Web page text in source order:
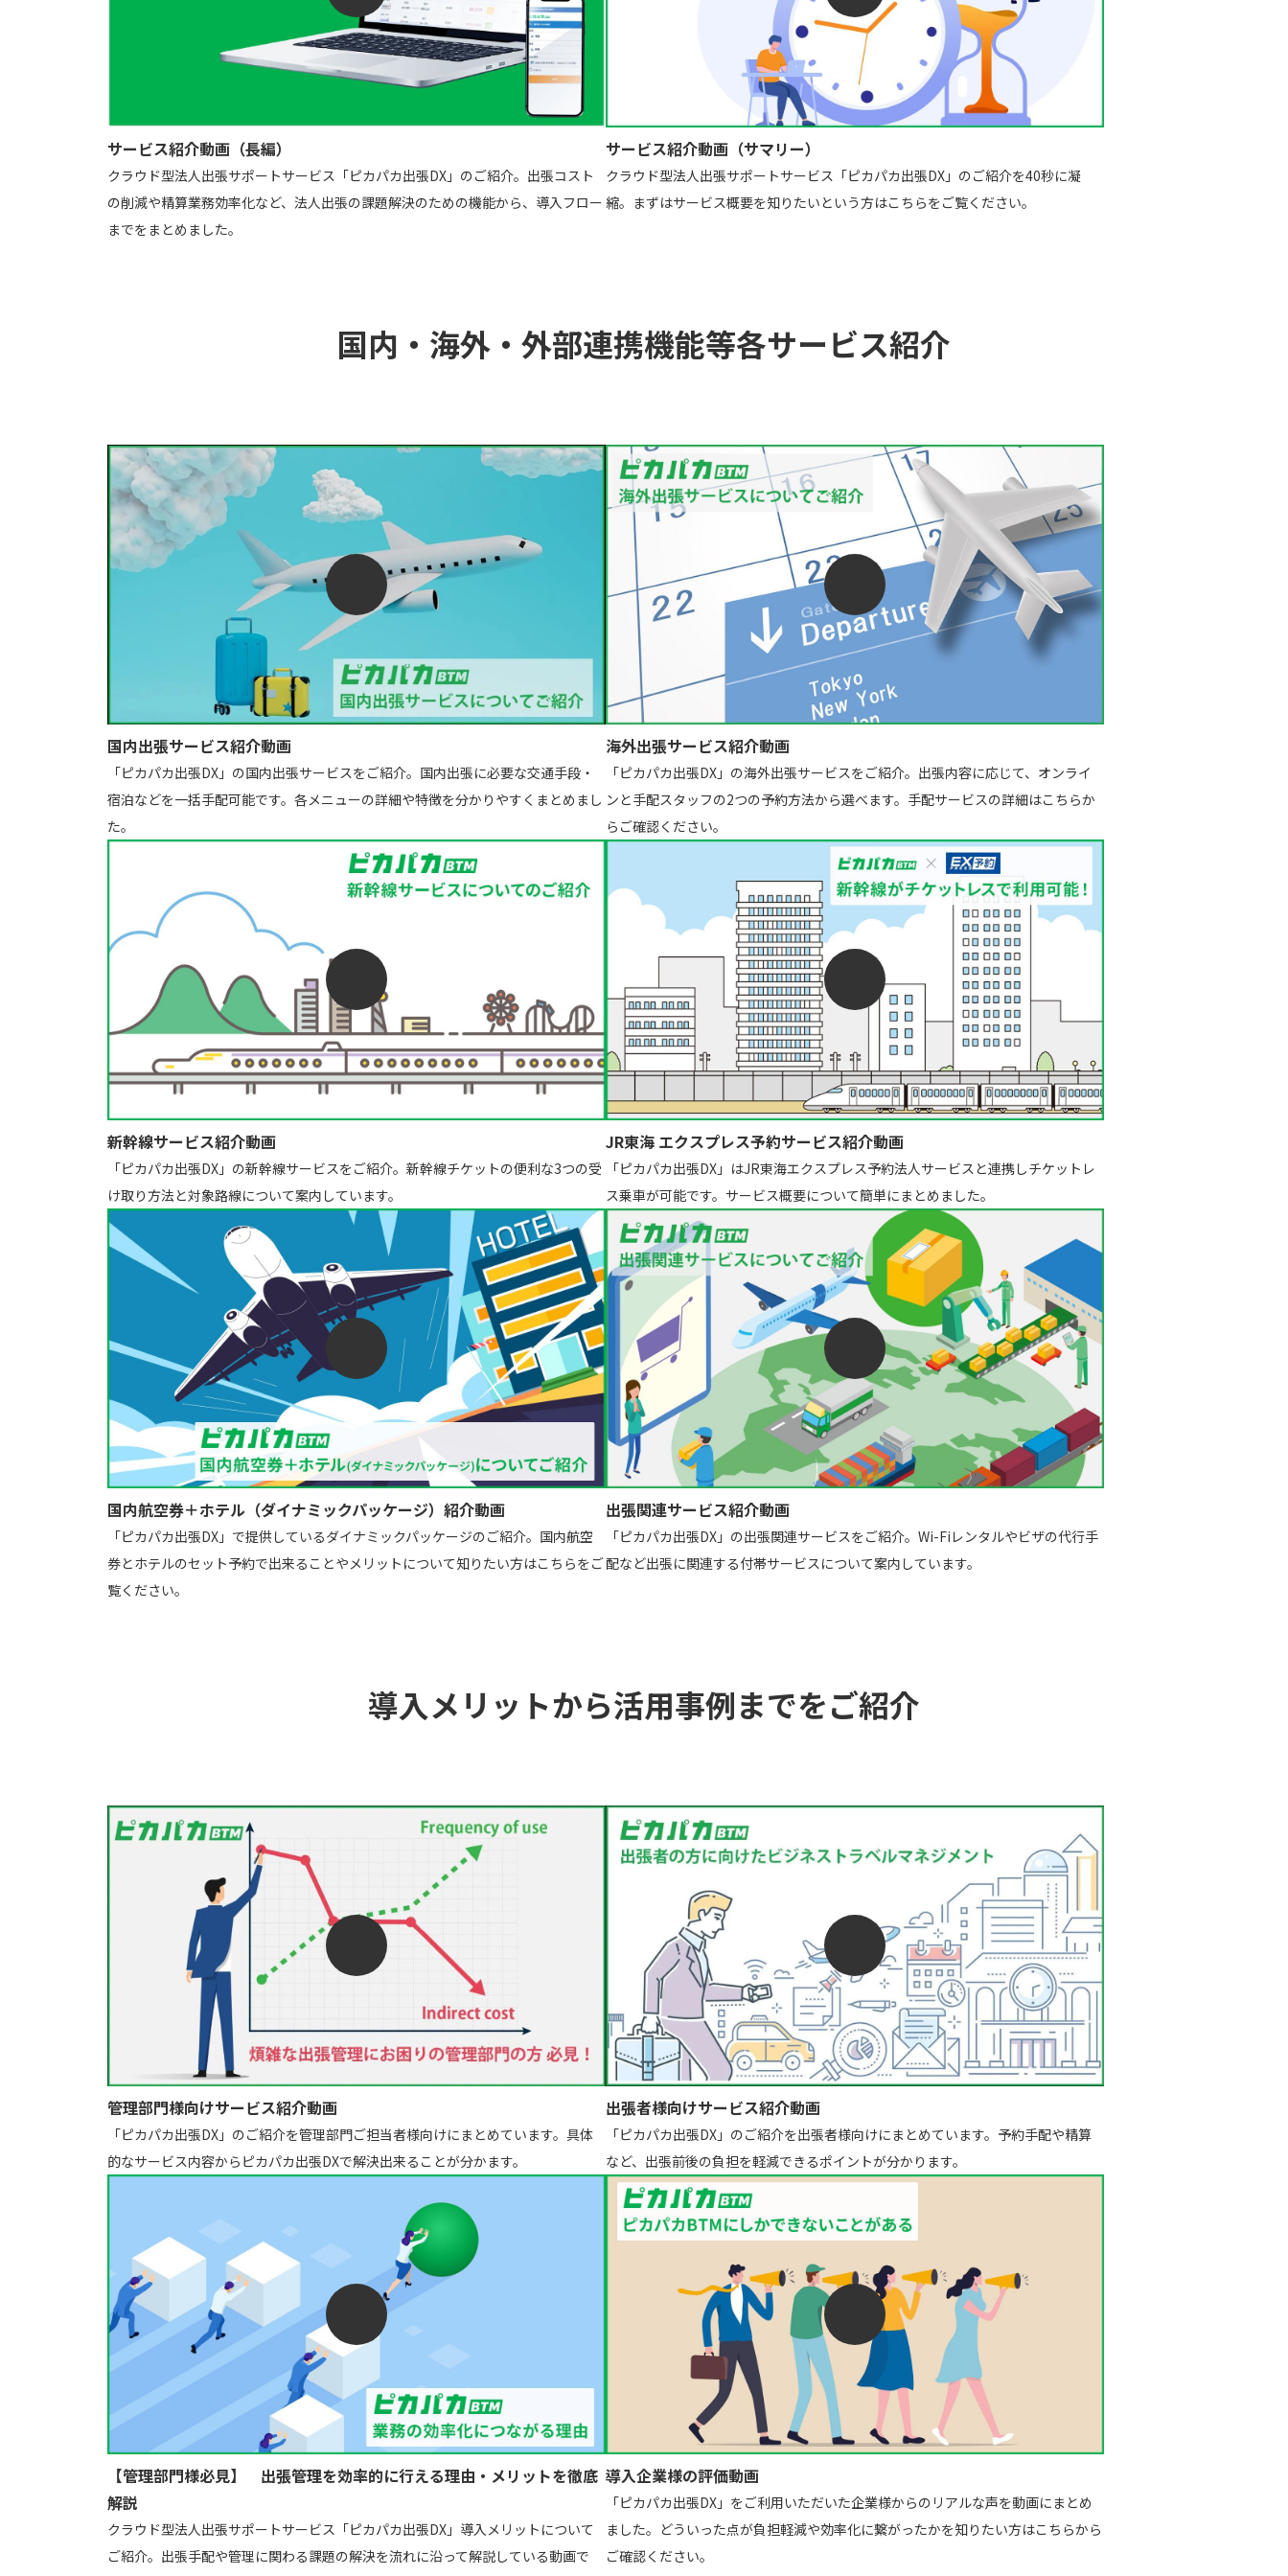
サービス紹介動画（長編）
クラウド型法人出張サポートサービス「ピカパカ出張DX」のご紹介。出張コスト
の削減や精算業務効率化など、法人出張の課題解決のための機能から、導入フロー
までをまとめました。
サービス紹介動画（サマリー）
クラウド型法人出張サポートサービス「ピカパカ出張DX」のご紹介を40秒に凝
縮。まずはサービス概要を知りたいという方はこちらをご覧ください。
国内・海外・外部連携機能等各サービス紹介
国内出張サービス紹介動画
「ピカパカ出張DX」の国内出張サービスをご紹介。国内出張に必要な交通手段・
宿泊などを一括手配可能です。各メニューの詳細や特徴を分かりやすくまとめまし
た。
海外出張サービス紹介動画
「ピカパカ出張DX」の海外出張サービスをご紹介。出張内容に応じて、オンライ
ンと手配スタッフの2つの予約方法から選べます。手配サービスの詳細はこちらか
らご確認ください。
新幹線サービス紹介動画
「ピカパカ出張DX」の新幹線サービスをご紹介。新幹線チケットの便利な3つの受
け取り方法と対象路線について案内しています。
JR東海 エクスプレス予約サービス紹介動画
「ピカパカ出張DX」はJR東海エクスプレス予約法人サービスと連携しチケットレ
ス乗車が可能です。サービス概要について簡単にまとめました。
国内航空券＋ホテル（ダイナミックパッケージ）紹介動画
「ピカパカ出張DX」で提供しているダイナミックパッケージのご紹介。国内航空
券とホテルのセット予約で出来ることやメリットについて知りたい方はこちらをご
覧ください。
出張関連サービス紹介動画
「ピカパカ出張DX」の出張関連サービスをご紹介。Wi-Fiレンタルやビザの代行手
配など出張に関連する付帯サービスについて案内しています。
導入メリットから活用事例までをご紹介
管理部門様向けサービス紹介動画
「ピカパカ出張DX」のご紹介を管理部門ご担当者様向けにまとめています。具体
的なサービス内容からピカパカ出張DXで解決出来ることが分かます。
出張者様向けサービス紹介動画
「ピカパカ出張DX」のご紹介を出張者様向けにまとめています。予約手配や精算
など、出張前後の負担を軽減できるポイントが分かります。
【管理部門様必見】 出張管理を効率的に行える理由・メリットを徹底
解説
クラウド型法人出張サポートサービス「ピカパカ出張DX」導入メリットについて
ご紹介。出張手配や管理に関わる課題の解決を流れに沿って解説している動画で
導入企業様の評価動画
「ピカパカ出張DX」をご利用いただいた企業様からのリアルな声を動画にまとめ
ました。どういった点が負担軽減や効率化に繋がったかを知りたい方はこちらから
ご確認ください。